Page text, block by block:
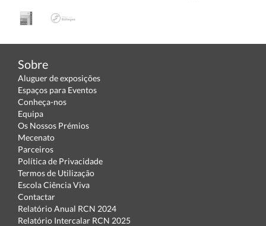
Sobre
Aluguer de exposições
Espaços para Eventos
Conheça-nos
Equipa
Os Nossos Prémios
Mecenato
Parceiros
Política de Privacidade
Termos de Utilização
Escola Ciência Viva
Contactar
Relatório Anual RCN 2024
Relatório Intercalar RCN 2025